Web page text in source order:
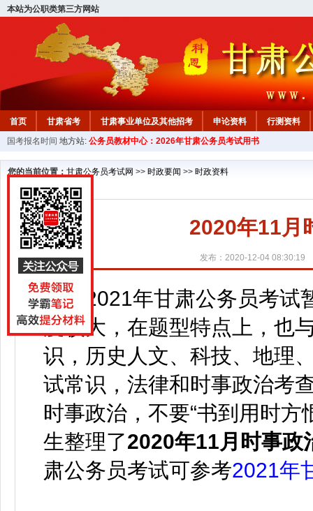
本站为公职类第三方网站
首页 甘肃省考 甘肃事业单位及其他招考 申论资料
行测资料
国考报名时间 地方站: 公务员教材中心：2026年甘肃公务员考试用书
您的当前位置： 甘肃公务员考试网 >> 时政要闻 >> 时政资料
2020年11月
发布：2020-12-04 08:30:19
2021年甘肃公务员考试暂
度较大，在题型特点上，也
识，历史人文、科技、地理
试常识，法律和时事政治考
时事政治，不要“书到用时方
生整理了2020年11月时事政
肃公务员考试可参考2021年